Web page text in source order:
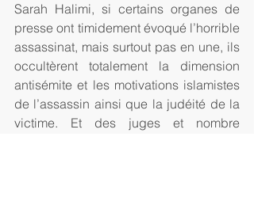
Sarah Halimi, si certains organes de
presse ont timidement évoqué l’horrible
assassinat, mais surtout pas en une, ils
occultèrent totalement la dimension
antisémite et les motivations islamistes
de l’assassin ainsi que la judéité de la
victime. Et des juges et nombre